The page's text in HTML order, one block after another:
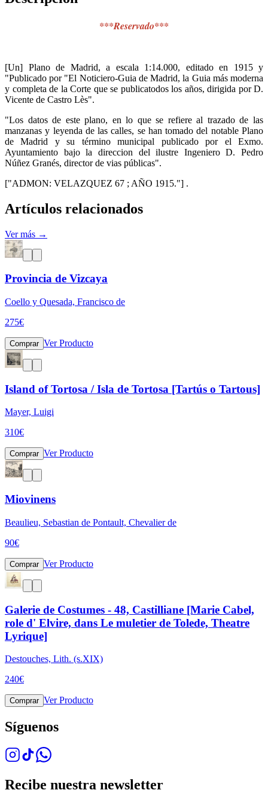
***Reservado***
[Un] Plano de Madrid, a escala 1:14.000, editado en 1915 y
"Publicado por "El Noticiero-Guia de Madrid, la Guia más moderna
y completa de la Corte que se publicatodos los años, dirigida por D.
Vicente de Castro Lès".
"Los datos de este plano, en lo que se refiere al trazado de las
manzanas y leyenda de las calles, se han tomado del notable Plano
de Madrid y su término municipal publicado por el Exmo.
Ayuntamiento bajo la direccion del ilustre Ingeniero D. Pedro
Núñez Granés, director de vias públicas".
["ADMON: VELAZQUEZ 67 ; AÑO 1915."] .
Artículos relacionados
Ver más →
Provincia de Vizcaya
Coello y Quesada, Francisco de
275€
Comprar Ver Producto
Island of Tortosa / Isla de Tortosa [Tartús o Tartous]
Mayer, Luigi
310€
Comprar Ver Producto
Miovinens
Beaulieu, Sebastian de Pontault, Chevalier de
90€
Comprar Ver Producto
Galerie de Costumes - 48, Castilliane [Marie Cabel,
role d' Elvire, dans Le muletier de Tolede, Theatre
Lyrique]
Destouches, Lith. (s.XIX)
240€
Comprar Ver Producto
Síguenos
Recibe nuestra newsletter